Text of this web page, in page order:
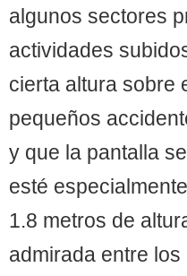
algunos sectores
actividades
cierta altura sobre
pequeños
y que la pantalla
esté
1.8 metros de
admirada entre